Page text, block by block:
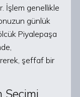
İşlem genellikle
günlük
Piyalepaşa
şeffaf bir
Seçimi